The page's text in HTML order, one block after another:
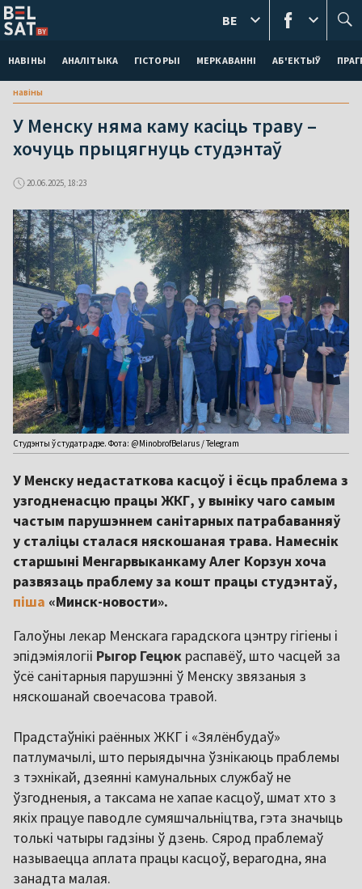
НАВІНЫ АНАЛІТЫКА ГІСТОРЫІ МЕРКАВАННI АБ'ЕКТЫЎ
BE
навіны
У Менску няма каму касіць траву –
хочуць прыцягнуць студэнтаў
20.06.2025, 18:23
Студэнты ў студатрадзе. Фота: @MinobrofBelarus / Telegram
У Менску недастаткова касцоў і ёсць праблема з
узгодненасцю працы ЖКГ, у выніку чаго самым
частым парушэннем санітарных патрабаванняў
у сталіцы сталася няскошаная трава. Намеснік
старшыні Менгарвыканкаму Алег Корзун хоча
развязаць праблему за кошт працы студэнтаў,
піша «Минск-новости».
Галоўны лекар Менскага гарадскога цэнтру гігіены і
эпідэміялогіі Рыгор Гецюк распавёў, што часцей за
ўсё санітарныя парушэнні ў Менску звязаныя з
няскошанай своечасова травой.
Прадстаўнікі раённых ЖКГ і «Зялёнбудаў»
патлумачылі, што перыядычна ўзнікаюць праблемы
з тэхнікай, дзеянні камунальных службаў не
ўзгодненыя, а таксама не хапае касцоў, шмат хто з
якіх працуе паводле сумяшчальніцтва, гэта значыць
толькі чатыры гадзіны ў дзень. Сярод праблемаў
называецца аплата працы касцоў, верагодна, яна
занадта малая.